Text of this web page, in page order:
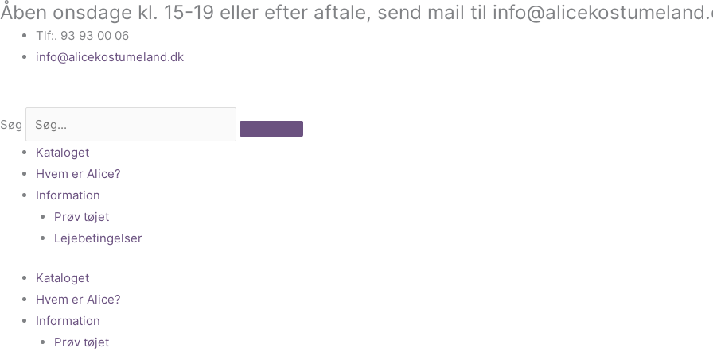
Gå
indholdet
Åben onsdage kl. 15-19 eller efter aftale, send mail til
Tlf:. 93 93 00 06
info@alicekostumeland.dk
Søg
Kataloget
Hvem er Alice?
Information
Prøv tøjet
Lejebetingelser
Kataloget
Hvem er Alice?
Information
Prøv tøjet